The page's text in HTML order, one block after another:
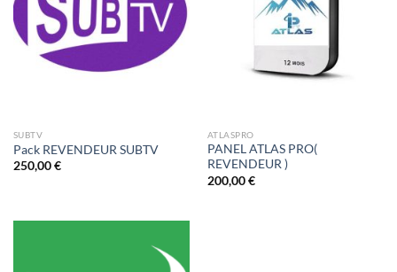
SUBTV
Pack REVENDEUR SUBTV
250,00€
ATLASPRO
PANEL ATLAS PRO(
REVENDEUR )
200,00€